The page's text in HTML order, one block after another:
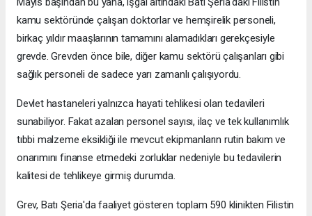
kamu sektöründe çalışan doktorlar ve hemşirelik personeli,
birkaç yıldır maaşlarının tamamını alamadıkları gerekçesiyle
grevde. Grevden önce bile, diğer kamu sektörü çalışanları gibi
sağlık personeli de sadece yarı zamanlı çalışıyordu.
Devlet hastaneleri yalnızca hayati tehlikesi olan tedavileri
sunabiliyor. Fakat azalan personel sayısı, ilaç ve tek kullanımlık
tıbbi malzeme eksikliği ile mevcut ekipmanların rutin bakım ve
onarımını finanse etmedeki zorluklar nedeniyle bu tedavilerin
kalitesi de tehlikeye girmiş durumda.
Grev, Batı Şeria'da faaliyet gösteren toplam 590 klinikten Filistin